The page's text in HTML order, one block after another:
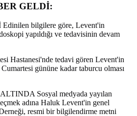
GELDİ:
bilgilere göre, Levent'in
yapıldığı ve tedavisinin devam
Hastanesi'nde tedavi gören Levent'in
gününe kadar taburcu olması
Sosyal medyada yayılan
adına Haluk Levent'in genel
resmi bir bilgilendirme metni